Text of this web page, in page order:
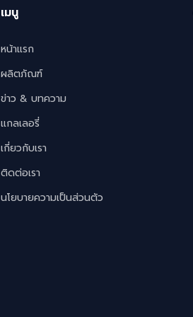
เมนู
หน้าแรก
ผลิตภัณฑ์
ข่าว & บทความ
แกลเลอรี่
เกี่ยวกับเรา
ติดต่อเรา
นโยบายความเป็นส่วนตัว